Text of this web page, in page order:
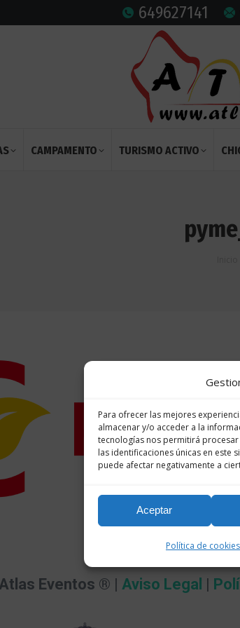
Para ofrecer las mejores
almacenar y/o acceder a la
tecnologías nos permitirá
las identificaciones únicas en este
puede afectar negativamente a
Aceptar
Política de cookies
649627141
CAMPAMENTO TURISMO ACTIVO
Atlas Eventos ® | Aviso Legal |